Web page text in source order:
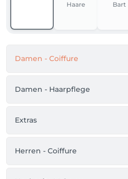
Haare Bart
Damen - Coiffure
Damen - Haarpflege
Extras
Herren - Coiffure